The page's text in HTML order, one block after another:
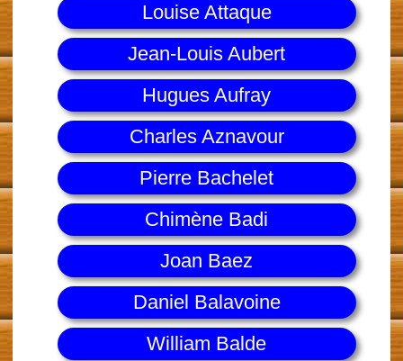
Louise Attaque
Jean-Louis Aubert
Hugues Aufray
Charles Aznavour
Pierre Bachelet
Chimène Badi
Joan Baez
Daniel Balavoine
William Balde